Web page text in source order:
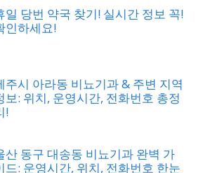
일 당번 약국 찾기! 실시간 정보 꼭!
인하세요!
주시 아라동 비뇨기과 & 주변 지역
보: 위치, 운영시간, 전화번호 총정
!
산 동구 대송동 비뇨기과 완벽 가
드: 운영시간, 위치, 전화번호 한눈